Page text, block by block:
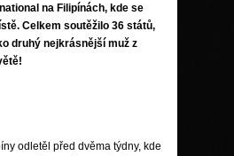
na Filipínách, kde se
Celkem soutěžilo 36 států,
druhý nejkrásnější muž z
odletěl před dvěma týdny, kde